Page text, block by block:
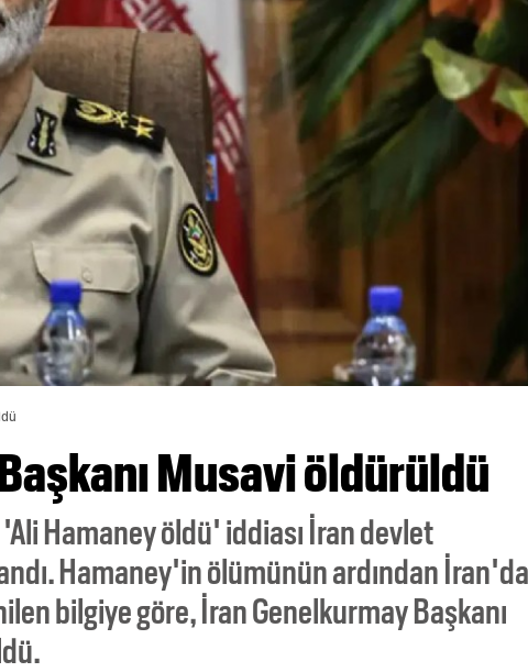
Musavi öldürüldü
Hamaney öldü' iddiası İran devlet
Hamaney'in ölümünün ardından İran'da
bilgiye göre, İran Genelkurmay Başkanı